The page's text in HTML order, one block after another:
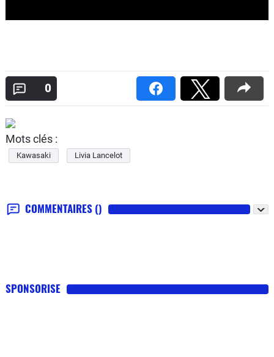
0
Mots clés :
Kawasaki Livia Lancelot
COMMENTAIRES ()
SPONSORISE